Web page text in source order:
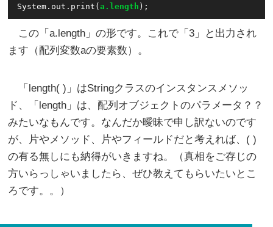
System.out.print(a.length
この「a.length」の形です。これで「3」と出力され
ます（配列変数aの要素数）。
「length( )」はStringクラスのインスタンスメソッ
ド、「length」は、配列オブジェクトのパラメータ？？
みたいなもんです。なんだか曖昧で申し訳ないのです
が、片やメソッド、片やフィールドだと考えれば、( )
の有る無しにも納得がいきますね。（真相をご存じの
方いらっしゃいましたら、ぜひ教えてもらいたいとこ
ろです。。）